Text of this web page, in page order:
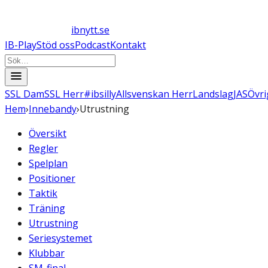
ibnytt.se
IB-PlayStöd ossPodcastKontakt
SSL DamSSL Herr#ibsillyAllsvenskan HerrLandslagJAS
Hem›Innebandy›Utrustning
Översikt
Regler
Spelplan
Positioner
Taktik
Träning
Utrustning
Seriesystemet
Klubbar